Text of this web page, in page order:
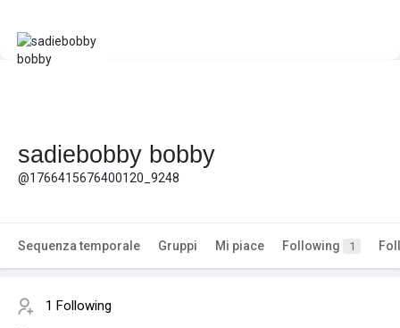
sadiebobby bobby
@1766415676400120_9248
Sequenza temporale Gruppi Mi piace Following 1
1 Following